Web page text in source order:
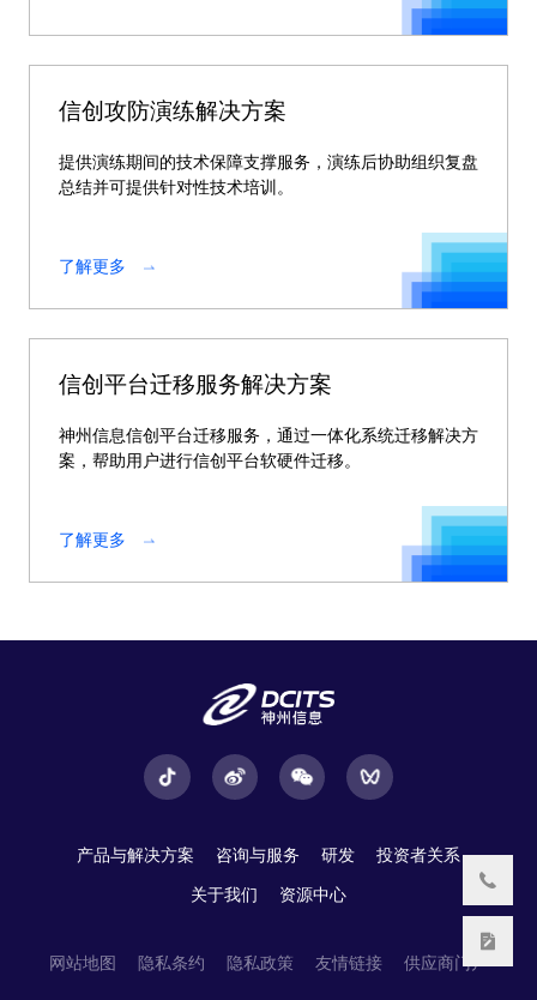
信创攻防演练解决方案
提供演练期间的技术保障支撑服务，演练后协助组织复盘
总结并可提供针对性技术培训。
了解更多
信创平台迁移服务解决方案
神州信息信创平台迁移服务，通过一体化系统迁移解决方
案，帮助用户进行信创平台软硬件迁移。
了解更多
产品与解决方案 咨询与服务 研发 投资者关系
关于我们 资源中心
网站地图 隐私条约 隐私政策 友情链接 供应商门户